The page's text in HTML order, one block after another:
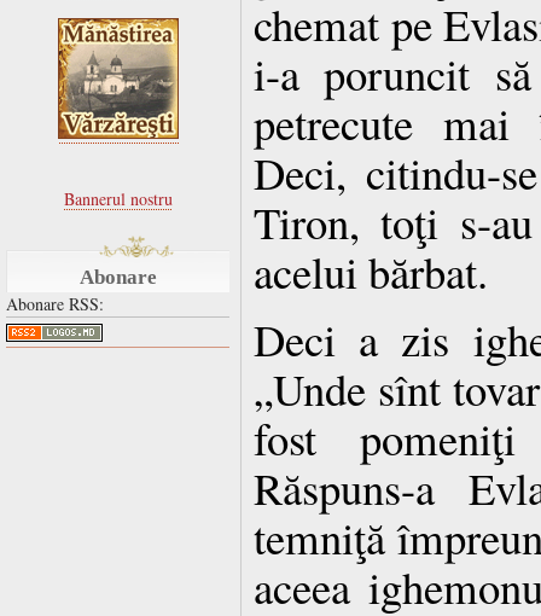
Bannerul nostru
Abonare
Abonare RSS:
chemat pe
i-a poruncit
petrecute
Deci, citindu-
Tiron, toţi s-
acelui bărbat.
Deci a zis
„Unde sînt
fost
Răspuns-a
temniţă
aceea